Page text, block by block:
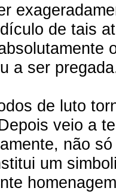
de tais
a ser
de luto
veio a
não
um